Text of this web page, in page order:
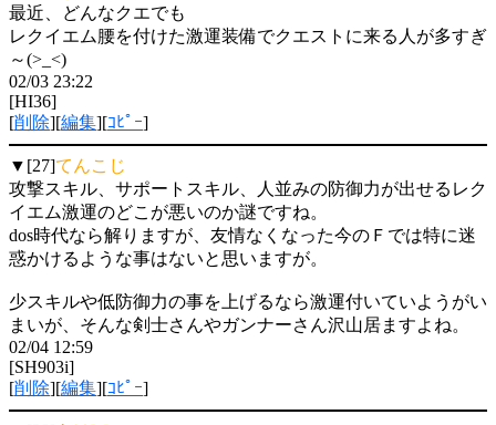
最近、どんなクエでも
レクイエム腰を付けた激運装備でクエストに来る人が多すぎ
～(>_<)
02/03 23:22
[HI36]
[削除][編集][ｺﾋﾟｰ]
▼[27]てんこじ
攻撃スキル、サポートスキル、人並みの防御力が出せるレク
イエム激運のどこが悪いのか謎ですね。
dos時代なら解りますが、友情なくなった今のＦでは特に迷
惑かけるような事はないと思いますが。
少スキルや低防御力の事を上げるなら激運付いていようがい
まいが、そんな剣士さんやガンナーさん沢山居ますよね。
02/04 12:59
[SH903i]
[削除][編集][ｺﾋﾟｰ]